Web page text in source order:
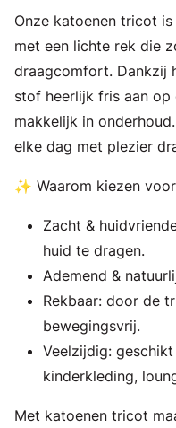
Onze katoenen tricot
met een lichte rek die
draagcomfort. Dankzij
stof heerlijk fris aan op
makkelijk in
elke dag met plezier
✨ Waarom kiezen
Zacht &
huid te dragen.
Ademend &
Rekbaar: door de
bewegingsvrij.
Veelzijdig:
kinderkleding,
Met katoenen tricot